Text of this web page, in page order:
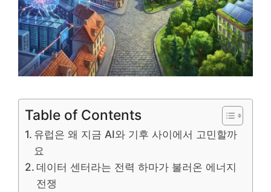
Table of Contents
유럽은 왜 지금 AI와 기후 사이에서 고민할까
요
데이터 센터라는 전력 하마가 불러온 에너지
전쟁